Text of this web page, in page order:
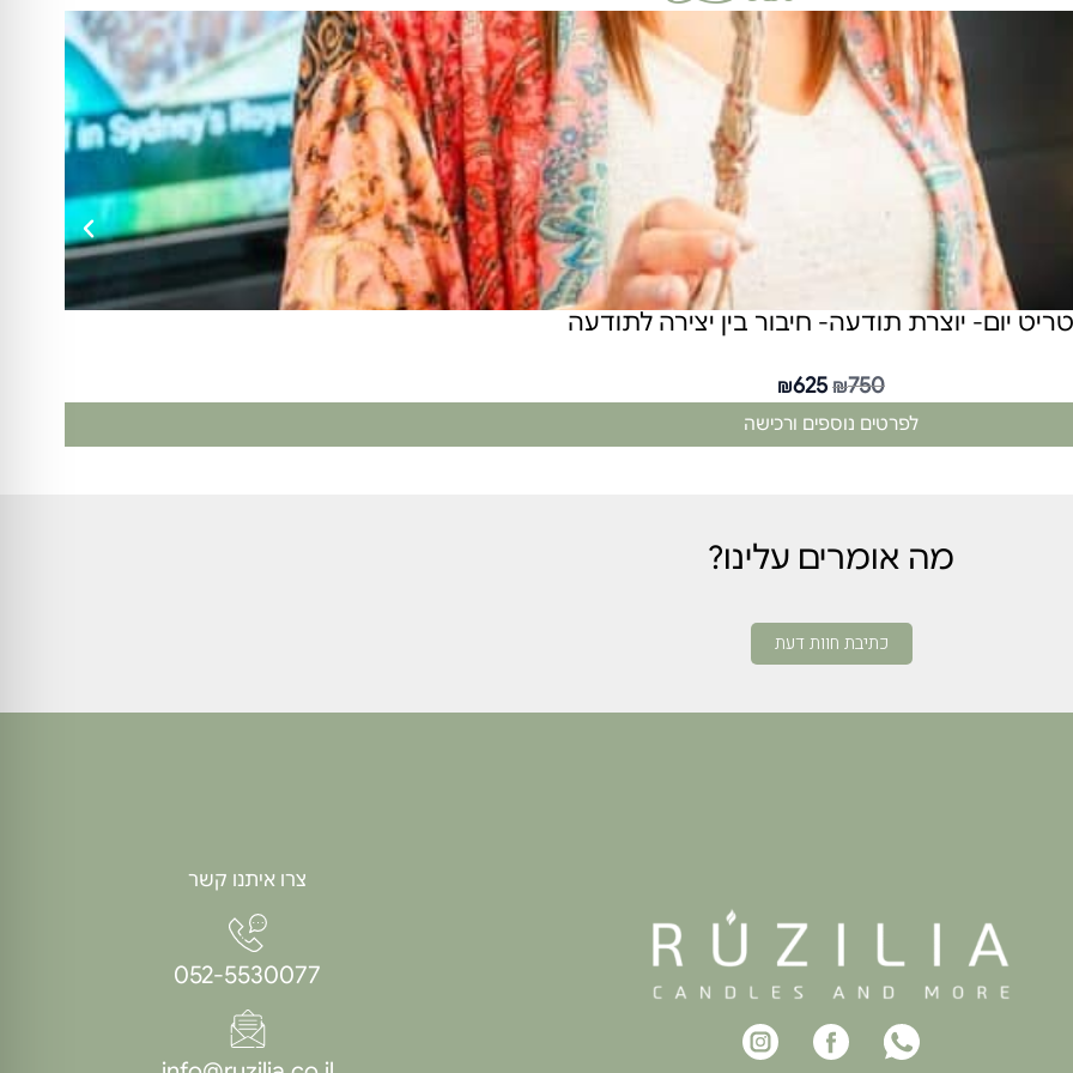
יום- יוצרת תודעה- חיבור בין יצירה לתודעה
₪750
₪625
לפרטים נוספים ורכישה
מה אומרים עלינו?
כתיבת חוות דעת
צרו איתנו קשר
052-5530077